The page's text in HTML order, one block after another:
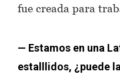
fue creada para
— Estamos en una
estalllidos, ¿puede